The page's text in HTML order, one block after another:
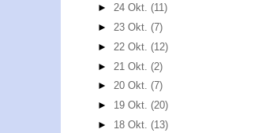
►24 Okt.(11)
►23 Okt.(7)
► 22 Okt.(12)
► 21 Okt.(2)
►20 Okt.(7)
► 19 Okt.(20)
► 18 Okt.(13)